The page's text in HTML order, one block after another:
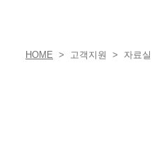
HOME > 고객지원 > 자료실